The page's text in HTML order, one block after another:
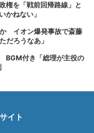
権を「戦前回帰路線」と
かねない」
イオン爆発事故で斎藤
だろうなあ」
BGM付き「総理が主役の
イト